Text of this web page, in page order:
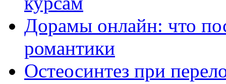
Дорамы онлайн: что
романтики
Остеосинтез при